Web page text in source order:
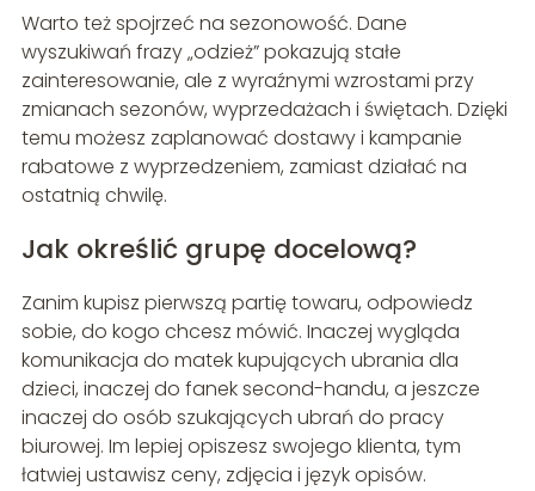
Warto też spojrzeć na sezonowość. Dane
wyszukiwań frazy „odzież” pokazują stałe
zainteresowanie, ale z wyraźnymi wzrostami przy
zmianach sezonów, wyprzedażach i świętach. Dzięki
temu możesz zaplanować dostawy i kampanie
rabatowe z wyprzedzeniem, zamiast działać na
ostatnią chwilę.
Jak określić grupę docelową?
Zanim kupisz pierwszą partię towaru, odpowiedz
sobie, do kogo chcesz mówić. Inaczej wygląda
komunikacja do matek kupujących ubrania dla
dzieci, inaczej do fanek second-handu, a jeszcze
inaczej do osób szukających ubrań do pracy
biurowej. Im lepiej opiszesz swojego klienta, tym
łatwiej ustawisz ceny, zdjęcia i język opisów.